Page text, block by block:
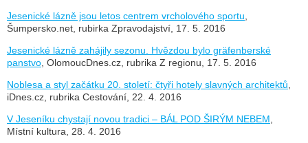
Jesenické lázně jsou letos centrem vrcholového sportu
Šumpersko.net, rubirka Zpravodajství, 17. 5. 2016
Jesenické lázně zahájily sezonu. Hvězdou bylo gräfenberské
panstvo , OlomoucDnes.cz, rubrika Z regionu, 17. 5. 2016
Noblesa a styl začátku 20. století: čtyři hotely slavných architektů
iDnes.cz, rubrika Cestování, 22. 4. 2016
V Jeseníku chystají novou tradici – BÁL POD ŠIRÝM NEBEM
Místní kultura, 28. 4. 2016